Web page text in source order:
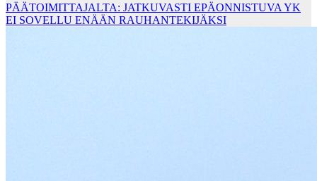
PÄÄTOIMITTAJALTA: JATKUVASTI EPÄONNISTUVA YK
EI SOVELLU ENÄÄN RAUHANTEKIJÄKSI